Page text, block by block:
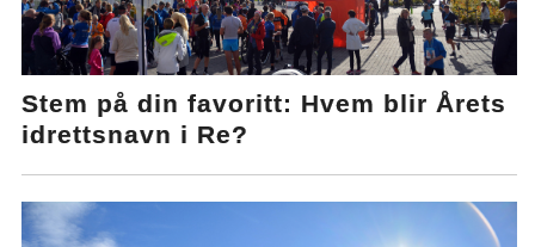
Stem på din favoritt: Hvem blir Årets
idrettsnavn i Re?